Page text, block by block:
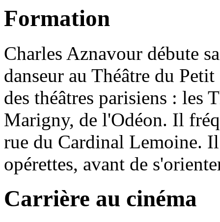
Formation
Charles Aznavour débute
danseur au Théâtre du
des théâtres parisiens : les
Marigny, de l'Odéon. Il
rue du Cardinal Lemoine.
opérettes, avant de
Carrière au cinéma